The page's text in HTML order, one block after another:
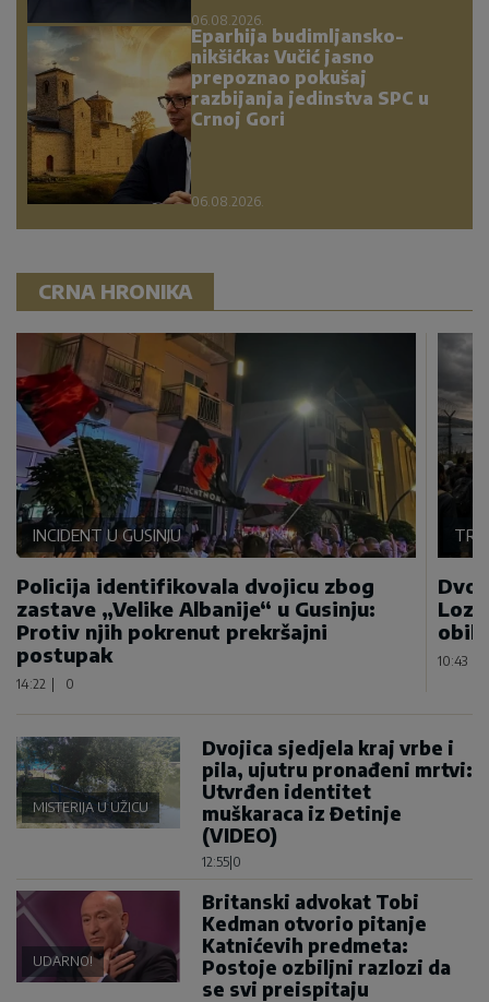
06.08.2026.
Eparhija budimljansko-
nikšićka: Vučić jasno
prepoznao pokušaj
razbijanja jedinstva SPC u
Crnoj Gori
06.08.2026.
CRNA HRONIKA
INCIDENT U GUSINJU
Policija identifikovala dvojicu zbog
zastave „Velike Albanije“ u Gusinju:
Protiv njih pokrenut prekršajni
postupak
14:22 0
10:43
MISTERIJA U UŽICU
Dvojica sjedjela kraj vrbe i
pila, ujutru pronađeni mrtvi:
Utvrđen identitet
muškaraca iz Đetinje
(VIDEO)
12:55 0
UDARNO!
Britanski advokat Tobi
Kedman otvorio pitanje
Katnićevih predmeta:
Postoje ozbiljni razlozi da
se svi preispitaju